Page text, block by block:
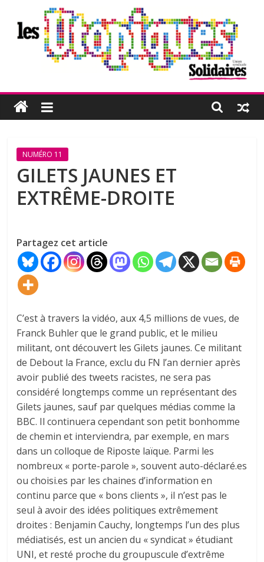
contenu
Les
Utopiques
Revue
réflexion
éditée
par
syndicale
Solidaires
NUMÉRO 11
GILETS JAUNES ET
EXTRÊME-DROITE
Partagez cet article
C’est à travers la vidéo, aux 4,5 millions de vues, de
Franck Buhler que le grand public, et le milieu
militant, ont découvert les Gilets jaunes. Ce militant
de Debout la France, exclu du FN l’an dernier après
avoir publié des tweets racistes, ne sera pas
considéré longtemps comme un représentant des
Gilets jaunes, sauf par quelques médias comme la
BBC. Il continuera cependant son petit bonhomme
de chemin et interviendra, par exemple, en mars
dans un colloque de Riposte laïque. Parmi les
nombreux « porte-parole », souvent auto-déclaré.es
ou choisi.es par les chaines d’information en
continu parce que « bons clients », il n’est pas le
seul à avoir des idées politiques extrêmement
droites : Benjamin Cauchy, longtemps l’un des plus
médiatisés, est un ancien du « syndicat » étudiant
UNI, et resté proche du groupuscule d’extrême